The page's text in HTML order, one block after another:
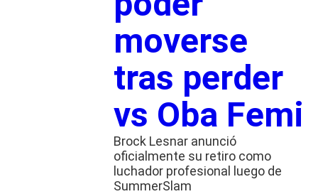
moverse
tras perder
vs Oba Femi
Brock Lesnar anunció
oficialmente su retiro como
luchador profesional luego de
SummerSlam